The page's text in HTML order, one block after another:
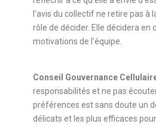
l’avis du collectif ne retire pas à
rôle de décider. Elle décidera en
motivations de l’équipe.
Conseil Gouvernance
responsabilités et ne pas
préférences est sans doute un
délicats et les plus efficaces